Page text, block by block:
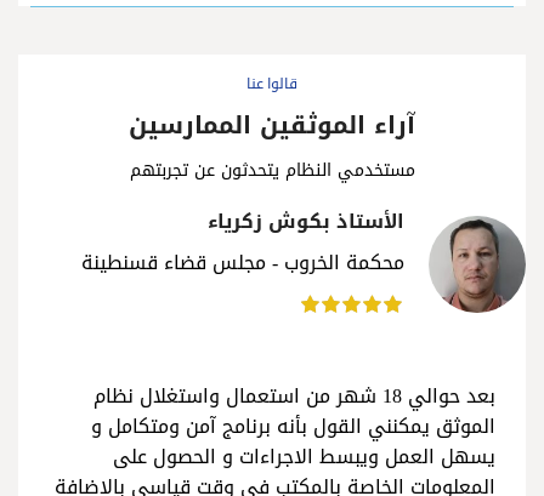
قالوا عنا
آراء الموثقين الممارسين
مستخدمي النظام يتحدثون عن تجربتهم
الأستاذ بكوش زكرياء
محكمة الخروب - مجلس قضاء قسنطينة
بعد حوالي 18 شهر من استعمال واستغلال نظام
الموثق يمكنني القول بأنه برنامج آمن ومتكامل و
يسهل العمل ويبسط الاجراءات و الحصول على
المعلومات الخاصة بالمكتب في وقت قياسي بالاضافة